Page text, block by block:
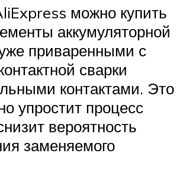
можно купить
аккумуляторной
приваренными с
сварки
контактами. Это
упростит процесс
вероятность
заменяемого